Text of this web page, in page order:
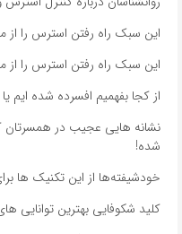
این سبک راه رفتن استرس را از
این سبک راه رفتن استرس را از
از کجا بفهمیم افسرده شده ایم
نشانه هایی عجیب در
شده!
خودشیفته‌ها از این تکنیک ها
کلید شکوفایی بهترین توانایی